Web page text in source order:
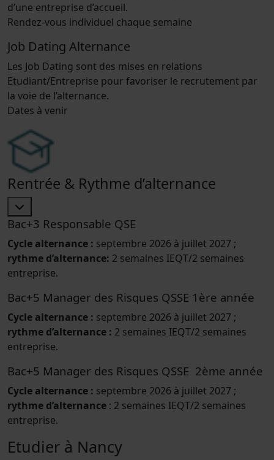
d’une entreprise d’accueil.
Rendez-vous individuel chaque semaine
Job Dating Alternance
Les Job Dating sont des mises en relations
Etudiant/Entreprise pour favoriser le recrutement par
la voie de l’alternance.
Dates à venir
Rentrée & Rythme d’alternance
Bac+3 Responsable QSE
Cycle alternance : septembre 2026 à juillet 2027 ;
rythme d’alternance: 2 semaines IEQT/2 semaines
entreprise.
Bac+5 Manager des Risques QSSE 1ère année
Cycle alternance : septembre 2026 à juillet 2027 ;
rythme d’alternance : 2 semaines IEQT/2 semaines
entreprise.
Bac+5 Manager des Risques QSSE 2ème année
Cycle alternance : septembre 2026 à juillet 2027 ;
rythme d’alternance : 2 semaines IEQT/2 semaines
entreprise.
Etudier à Nancy